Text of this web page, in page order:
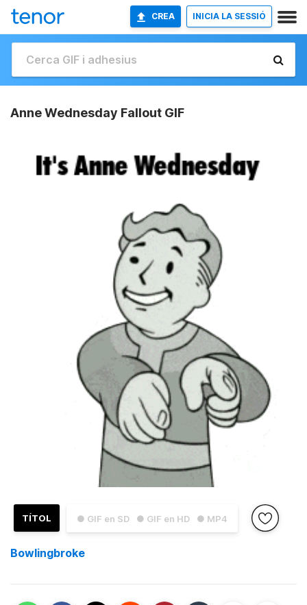
CREA INICIA LA SESSIÓ
Anne Wednesday Fallout GIF
● GIF en SD ● GIF en HD ● MP4
TÍTOL
Bowlingbroke